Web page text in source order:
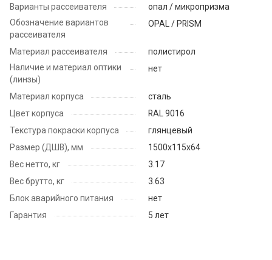
Варианты рассеивателя
опал / микропризма
Обозначение вариантов
рассеивателя
OPAL / PRISM
Материал рассеивателя
полистирол
Наличие и материал оптики
(линзы)
нет
Материал корпуса
сталь
Цвет корпуса
RAL 9016
Текстура покраски корпуса
глянцевый
Размер (ДШВ), мм
1500х115х64
Вес нетто, кг
3.17
Вес брутто, кг
3.63
Блок аварийного питания
нет
Гарантия
5 лет